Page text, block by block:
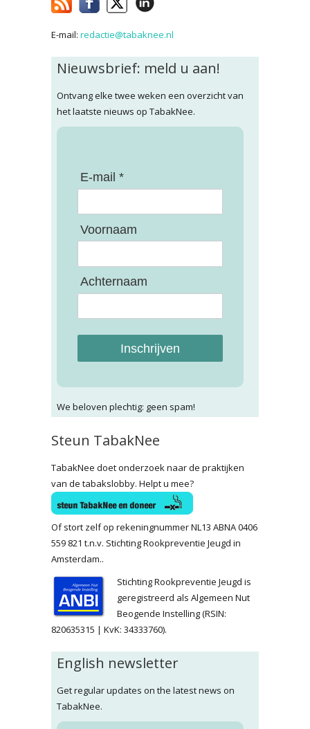
E-mail: redactie@tabaknee.nl
Nieuwsbrief: meld u aan!
Ontvang elke twee weken een overzicht van
het laatste nieuws op TabakNee.
E-mail *
Voornaam
Achternaam
Inschrijven
We beloven plechtig: geen spam!
Steun TabakNee
TabakNee doet onderzoek naar de praktijken
van de tabakslobby. Helpt u mee?
Of stort zelf op rekeningnummer NL13 ABNA 0406
559 821 t.n.v. Stichting Rookpreventie Jeugd in
Amsterdam..
Stichting Rookpreventie Jeugd is
geregistreerd als Algemeen Nut
Beogende Instelling (RSIN:
820635315 | KvK: 34333760).
English newsletter
Get regular updates on the latest news on
TabakNee.